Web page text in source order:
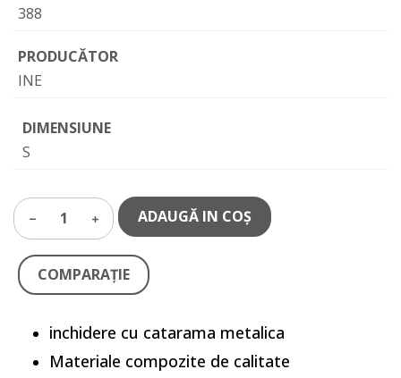
388
PRODUCĂTOR
INE
DIMENSIUNE
S
1 ADAUGĂ IN COŞ
COMPARAŢIE
inchidere cu catarama metalica
Materiale compozite de calitate